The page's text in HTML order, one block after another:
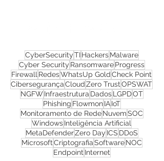
redes sociais!
CyberSecurityTIHackersMalware
Cyber SecurityRansomwareProgress
FirewallRedesWhatsUp GoldCheck Point
CibersegurançaCloudZero TrustOPSWAT
NGFWInfraestruturaDadosLGPDOT
PhishingFlowmonIAIoT
Monitoramento de RedeNuvem